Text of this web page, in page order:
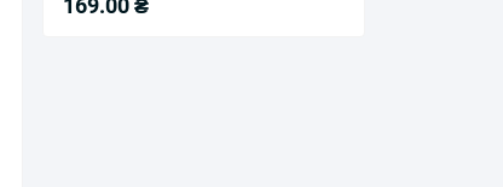
169.00 ₴